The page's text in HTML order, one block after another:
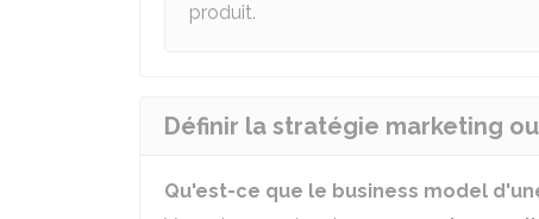
produit.
Définir la stratégie marketing
Qu'est-ce que le business model